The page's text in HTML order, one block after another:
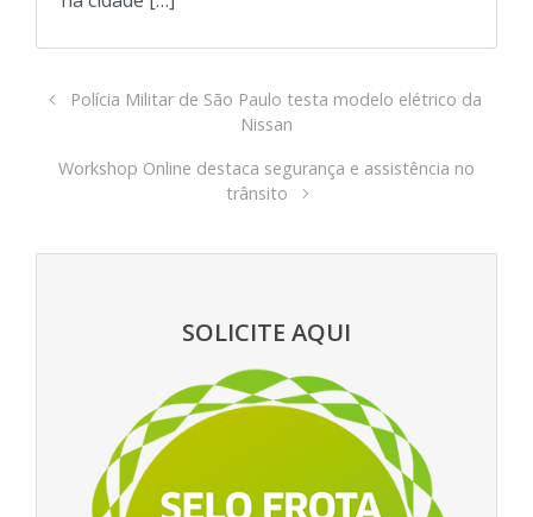
Polícia Militar de São Paulo testa modelo elétrico da
Nissan
Workshop Online destaca segurança e assistência no
trânsito
SOLICITE AQUI